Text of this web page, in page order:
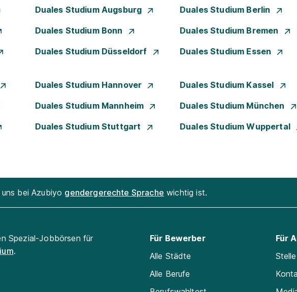
Duales Studium Augsburg Duales Studium Berlin
Duales Studium Bonn Duales Studium Bremen
Duales Studium Düsseldorf Duales Studium Essen
Duales Studium Hannover Duales Studium Kassel
Duales Studium Mannheim Duales Studium München
Duales Studium Stuttgart Duales Studium Wuppertal
bei Azubiyo gendergerechte Sprache wichtig ist.
Spezial-Jobbörsen für
.
Für Bewerber
Alle Städte
Alle Berufe
Für